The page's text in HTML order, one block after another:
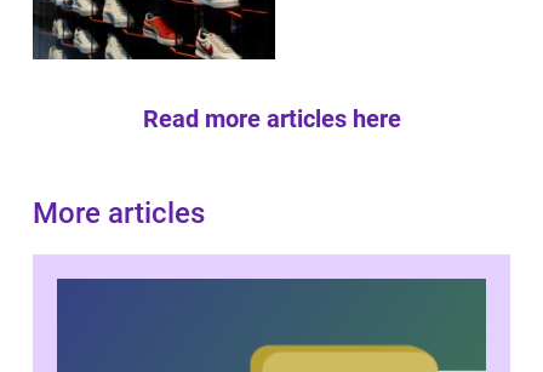
Read more articles here
More articles